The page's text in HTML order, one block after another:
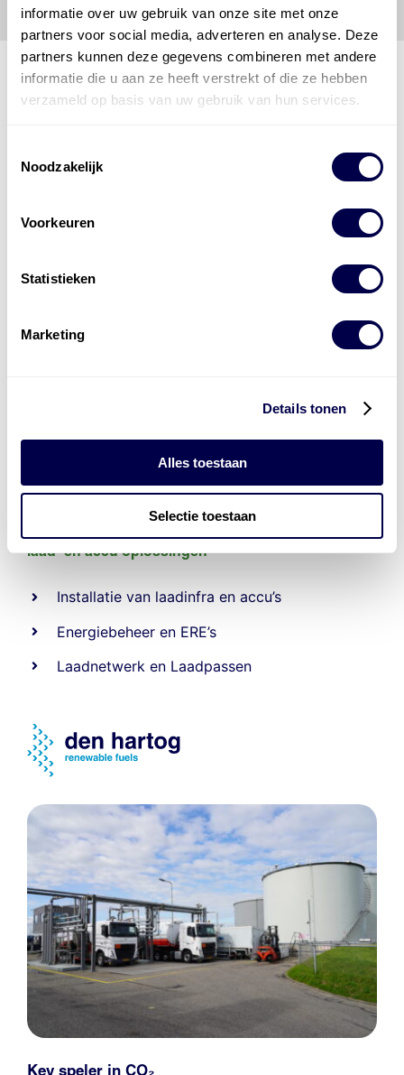
informatie over uw gebruik van onze site met onze
partners voor social media, adverteren en analyse. Deze
partners kunnen deze gegevens combineren met andere
informatie die u aan ze heeft verstrekt of die ze hebben
verzameld op basis van uw gebruik van hun services.
Noodzakelijk
Voorkeuren
Statistieken
Marketing
Details tonen
Alles toestaan
Selectie toestaan
Levert complete
laad- en accu oplossingen
Installatie van laadinfra en accu’s
Energiebeheer en ERE’s
Laadnetwerk en Laadpassen
Key speler in CO₂